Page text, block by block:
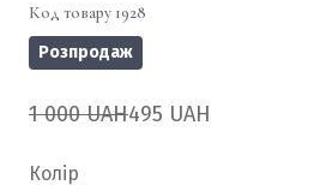
Код товару 1928
Розпродаж
1 000 UAH495 UAH
Колір